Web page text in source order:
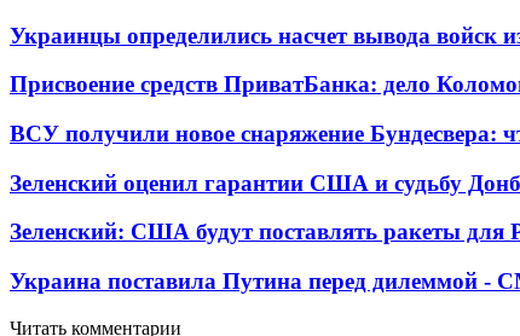
Украинцы определились насчет вывода войск
Присвоение средств ПриватБанка: дело
ВСУ получили новое снаряжение Бундесвера:
Зеленский оценил гарантии США и судьбу
Зеленский: США будут поставлять ракеты для
Украина поставила Путина перед дилеммой -
Читать комментарии